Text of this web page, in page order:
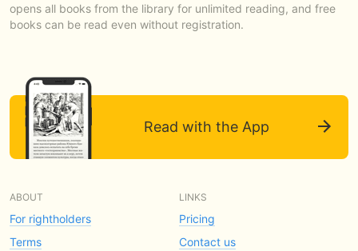
opens all books from the library for unlimited reading, and free
books can be read even without registration.
Read with the App
ABOUT
For rightholders
Terms
LINKS
Pricing
Contact us